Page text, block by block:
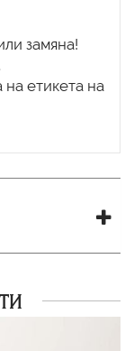
замяна!
етикета на